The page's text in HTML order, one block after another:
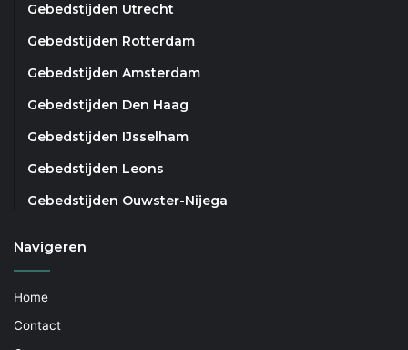
Gebedstijden Utrecht
Gebedstijden Rotterdam
Gebedstijden Amsterdam
Gebedstijden Den Haag
Gebedstijden IJsselham
Gebedstijden Leons
Gebedstijden Ouwster-Nijega
Navigeren
Home
Contact